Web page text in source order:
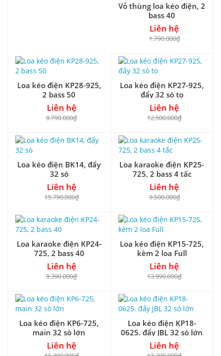
Vỏ thùng loa kéo điện, 2
bass 40
Liên hệ
1.790.000₫
Loa kéo điện KP28-925,
2 bass 50
Liên hệ
9.790.000₫
Loa kéo điện KP27-925,
đẩy 32 sò to
Liên hệ
12.500.000₫
Loa kéo điện BK14, đẩy
32 sò
Liên hệ
15.790.000₫
Loa karaoke điện KP25-
725, 2 bass 4 tấc
Liên hệ
9.500.000₫
Loa karaoke điện KP24-
725, 2 bass 40
Liên hệ
9.390.000₫
Loa kéo điện KP15-725,
kèm 2 loa Full
Liên hệ
13.990.000₫
Loa kéo điện KP6-725,
main 32 sò lớn
Liên hệ
Loa kéo điện KP18-
0625. đẩy JBL 32 sò lớn
Liên hệ